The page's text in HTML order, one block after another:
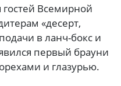
гостей Всемирной
«десерт,
в ланч-бокс и
первый брауни
и глазурью.